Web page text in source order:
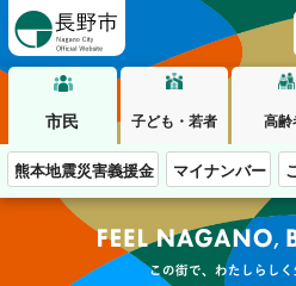
市民 子ども・若者 高齢
熊本地震災害義援金 マイナンバー
この街で、わたしらし